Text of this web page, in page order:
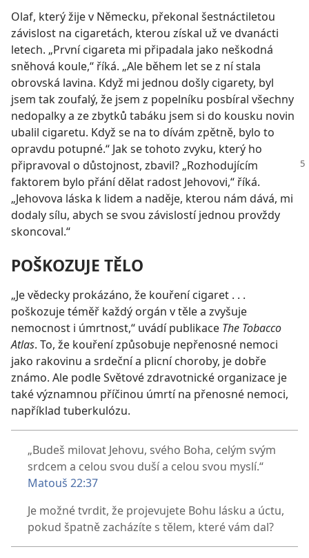
Olaf, který žije v Německu, překonal šestnáctiletou
závislost na cigaretách, kterou získal už ve dvanácti
letech. „První cigareta mi připadala jako neškodná
sněhová koule,“ říká. „Ale během let se z ní stala
obrovská lavina. Když mi jednou došly cigarety, byl
jsem tak zoufalý, že jsem z popelníku posbíral všechny
nedopalky a ze zbytků tabáku jsem si do kousku novin
ubalil cigaretu. Když se na to dívám zpětně, bylo to
opravdu potupné.“ Jak se tohoto zvyku, který ho
připravoval o důstojnost, zbavil? „Rozhodujícím
faktorem bylo přání dělat radost Jehovovi,“ říká.
„Jehovova láska k lidem a naděje, kterou nám dává, mi
dodaly sílu, abych se svou závislostí jednou provždy
skoncoval.“
POŠKOZUJE TĚLO
„Je vědecky prokázáno, že kouření cigaret . . .
poškozuje téměř každý orgán v těle a zvyšuje
nemocnost i úmrtnost,“ uvádí publikace The Tobacco
Atlas. To, že kouření způsobuje nepřenosné nemoci
jako rakovinu a srdeční a plicní choroby, je dobře
známo. Ale podle Světové zdravotnické organizace je
také významnou příčinou úmrtí na přenosné nemoci,
například tuberkulózu.
„Budeš milovat Jehovu, svého Boha, celým svým
srdcem a celou svou duší a celou svou myslí.“
Matouš 22:37
Je možné tvrdit, že projevujete Bohu lásku a úctu,
pokud špatně zacházíte s tělem, které vám dal?